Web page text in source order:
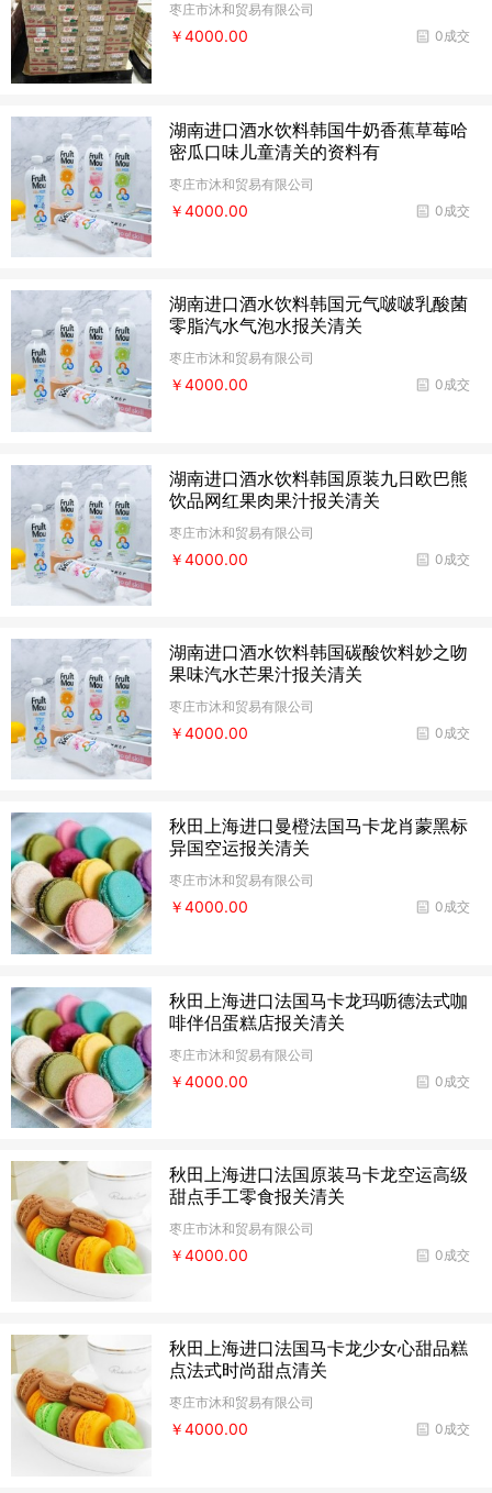
枣庄市沐和贸易有限公司
0成交
￥4000.00
湖南进口酒水饮料韩国牛奶香蕉草莓哈
密瓜口味儿童清关的资料有
枣庄市沐和贸易有限公司
0成交
￥4000.00
湖南进口酒水饮料韩国元气啵啵乳酸菌
零脂汽水气泡水报关清关
枣庄市沐和贸易有限公司
0成交
￥4000.00
湖南进口酒水饮料韩国原装九日欧巴熊
饮品网红果肉果汁报关清关
枣庄市沐和贸易有限公司
0成交
￥4000.00
湖南进口酒水饮料韩国碳酸饮料妙之吻
果味汽水芒果汁报关清关
枣庄市沐和贸易有限公司
0成交
￥4000.00
秋田上海进口曼橙法国马卡龙肖蒙黑标
异国空运报关清关
枣庄市沐和贸易有限公司
0成交
￥4000.00
秋田上海进口法国马卡龙玛呖德法式咖
啡伴侣蛋糕店报关清关
枣庄市沐和贸易有限公司
0成交
￥4000.00
秋田上海进口法国原装马卡龙空运高级
甜点手工零食报关清关
枣庄市沐和贸易有限公司
0成交
￥4000.00
秋田上海进口法国马卡龙少女心甜品糕
点法式时尚甜点清关
枣庄市沐和贸易有限公司
0成交
￥4000.00